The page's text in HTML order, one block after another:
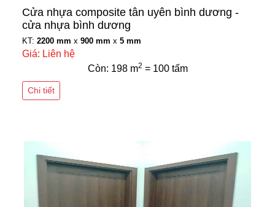
Cửa nhựa composite tân uyên bình dương -
cửa nhựa bình dương
KT: 2200 mm x 900 mm x 5 mm
Giá: Liên hệ
Còn: 198 m2 = 100 tấm
Chi tiết